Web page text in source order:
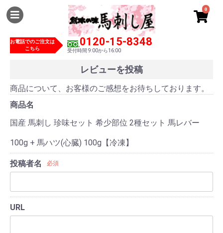
お電話でのご注文は
こちら
0120-15-8348
受付時間 9:00から16:00
0
レビューを投稿
商品について、お客様のご感想をお待ちしております。
商品名
国産 馬刺し 珍味セット 希少部位 2種セット 馬レバー
100g + 馬ハツ(心臓) 100g【冷凍】
投稿者名 必須
URL